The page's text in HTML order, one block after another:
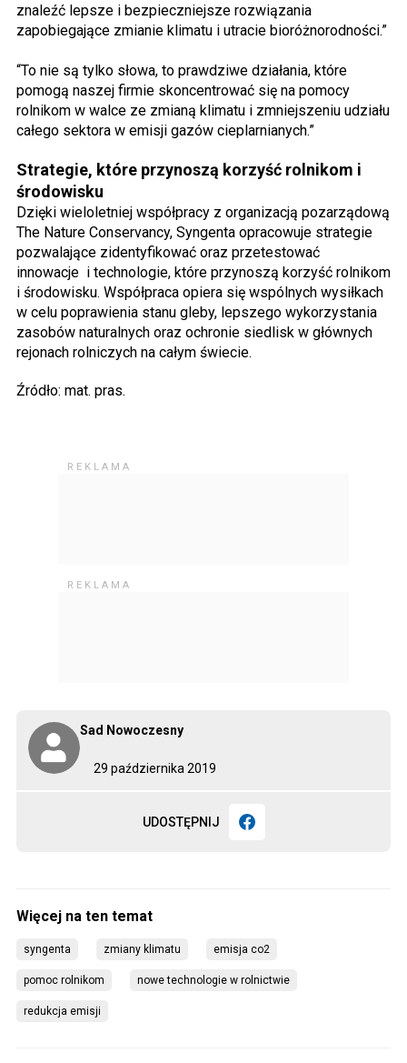
29 października 2019
Sad Nowoczesny
UDOSTĘPNIJ
znaleźć lepsze i bezpieczniejsze rozwiązania
zapobiegające zmianie klimatu i utracie bioróżnorodności.”
“To nie są tylko słowa, to prawdziwe działania, które
pomogą naszej firmie skoncentrować się na pomocy
rolnikom w walce ze zmianą klimatu i zmniejszeniu udziału
całego sektora w emisji gazów cieplarnianych.”
Strategie, które przynoszą korzyść rolnikom i
środowisku
Dzięki wieloletniej współpracy z organizacją pozarządową
The Nature Conservancy, Syngenta opracowuje strategie
pozwalające zidentyfikować oraz przetestować
innowacje i technologie, które przynoszą korzyść rolnikom
i środowisku. Współpraca opiera się wspólnych wysiłkach
w celu poprawienia stanu gleby, lepszego wykorzystania
zasobów naturalnych oraz ochronie siedlisk w głównych
rejonach rolniczych na całym świecie.
Źródło: mat. pras.
syngenta zmiany klimatu emisja co2
pomoc rolnikom nowe technologie w rolnictwie
redukcja emisji